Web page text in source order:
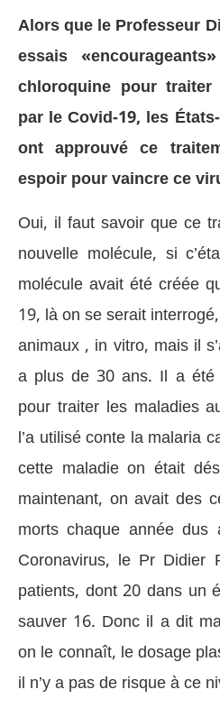
Alors que le Professeur
essais
chloroquine pour
par le Covid-19, les
ont approuvé ce
espoir pour vaincre ce
Oui, il faut savoir que ce
nouvelle molécule, si
molécule avait été créée
19, là on se serait
animaux , in vitro, mais il
a plus de 30 ans. Il a été
pour traiter les maladies
l’a utilisé conte la malaria
cette maladie on était
maintenant, on avait des
morts chaque année
Coronavirus, le Pr Didier
patients, dont 20 dans un
sauver 16. Donc il a dit
on le connaît, le dosage
il n’y a pas de risque à ce